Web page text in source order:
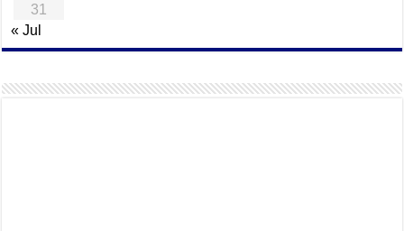
31
« Jul